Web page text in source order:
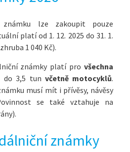
známku lze zakoupit pouze
platí od 1. 12. 2025 do 31. 1.
1 040 Kč).
známky platí provšechna
3,5 tun včetně motocyklů.
musí mít i přívěsy, návěsy
se také vztahuje na
známky